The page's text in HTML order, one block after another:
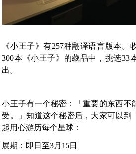
《小王子》有257种翻译语言版本。
300本《小王子》的藏品中，挑选33
出。
小王子有一个秘密：「重要的东西不
受。」知道这个秘密后，大家可以到
起用心游历每个星球：
展期：即日至3月15日